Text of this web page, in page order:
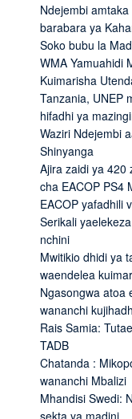
Ndejembi
barabara ya
Soko bubu la
WMA Yamuahidi
Kuimarisha
Tanzania, UNEP
hifadhi ya
Waziri Ndejembi
Shinyanga
Ajira zaidi ya 420
cha EACOP PS4
EACOP yafadhili
Serikali
nchini
Mwitikio dhidi ya
waendelea
Ngasongwa atoa
wananchi
Rais Samia:
TADB
Chatanda :
wananchi Mbalizi
Mhandisi Swedi:
sekta ya madini